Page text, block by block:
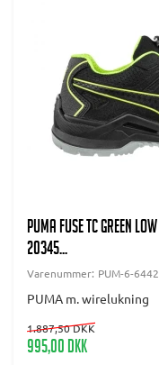
PUMA FUSE TC GREEN
20345...
Varenummer: PUM-6-
PUMA m. wirelukning
1.887,50 DKK
995,00 DKK